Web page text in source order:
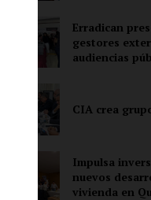
Erradican
gestores
audiencias
CIA crea
Impulsa
nuevos
vivienda en